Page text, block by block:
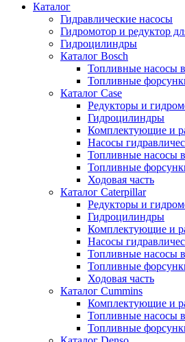
Каталог
Гидравлические насосы
Гидромотор и редуктор
Гидроцилиндры
Каталог Bosch
Топливные насосы
Топливные
Каталог Case
Редукторы и
Гидроцилиндры
Комплектующие и
Насосы
Топливные насосы
Топливные
Ходовая часть
Каталог Caterpillar
Редукторы и
Гидроцилиндры
Комплектующие и
Насосы
Топливные насосы
Топливные
Ходовая часть
Каталог Cummins
Комплектующие и
Топливные насосы
Топливные